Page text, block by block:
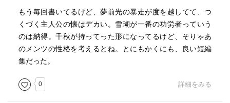
もう毎回書いてるけど、夢前光の暴走が度を越してて、つ
くづく主人公の懐はデカい。雪瑚が一番の功労者っていう
のは納得。千秋が持ってった形になってるけど、そりゃあ
のメンツの性格を考えるとね。とにもかくにも、良い短編
集だった。
0 詳細をみる